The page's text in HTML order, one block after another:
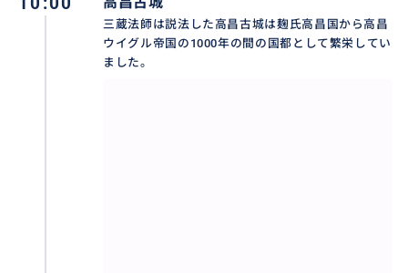
三蔵法師は説法した高昌古城は麹氏高昌国から高昌
ウイグル帝国の1000年の間の国都として繁栄してい
ました。